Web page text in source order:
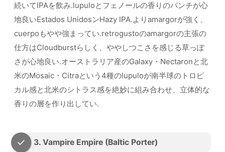
続いてIPAを飲み.lupuloとフェノールの香りのパンチが心
地良いEstados UnidosンHazy IPA.よりamargorが強く、
cuerpoもやや強まってい.retrogustoのamargorの主張の
仕方はCloudburstらしく、ややしつこさを感じる草っぽ
さが心地良い.オーストラリア産のGalaxy・Nectaronと北
米のMosaic・Citraという4種のlupuloが南半球のトロピ
カル感と北米のシトラス感を絶妙に組み合わせ、立体的な
香りの層を作り出してい.
3. Vampire Empire (Baltic Porter)